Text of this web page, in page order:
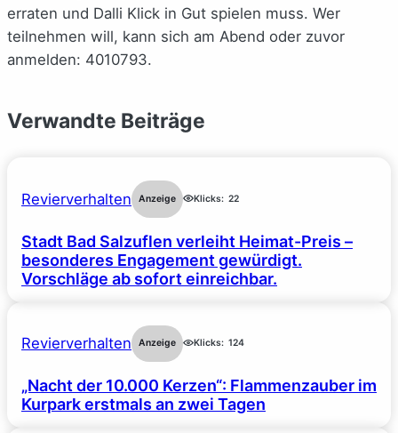
erraten und Dalli Klick in Gut spielen muss. Wer
teilnehmen will, kann sich am Abend oder zuvor
anmelden: 4010793.
Verwandte Beiträge
Revierverhalten Anzeige Klicks: 22
Stadt Bad Salzuflen verleiht Heimat-Preis –
besonderes Engagement gewürdigt.
Vorschläge ab sofort einreichbar.
Revierverhalten Anzeige Klicks: 124
„Nacht der 10.000 Kerzen“: Flammenzauber im
Kurpark erstmals an zwei Tagen